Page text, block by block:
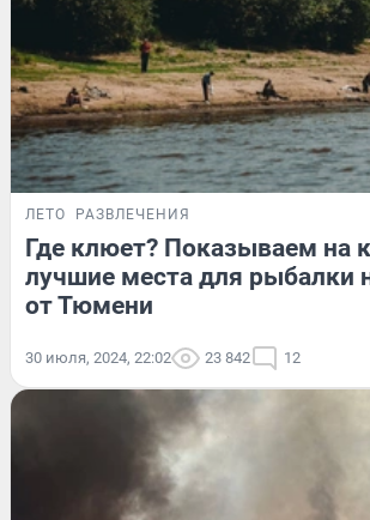
ЛЕТО РАЗВЛЕЧЕНИЯ
Где клюет? Показываем на
лучшие места для рыбалки
от Тюмени
30 июля, 2024, 22:02 23 842 12